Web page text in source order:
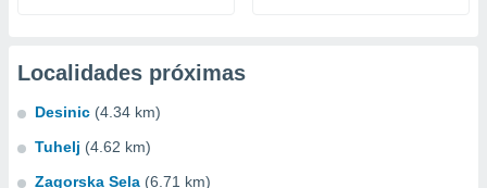
Localidades próximas
Desinic (4.34 km)
Tuhelj (4.62 km)
Zagorska Sela (6.71 km)